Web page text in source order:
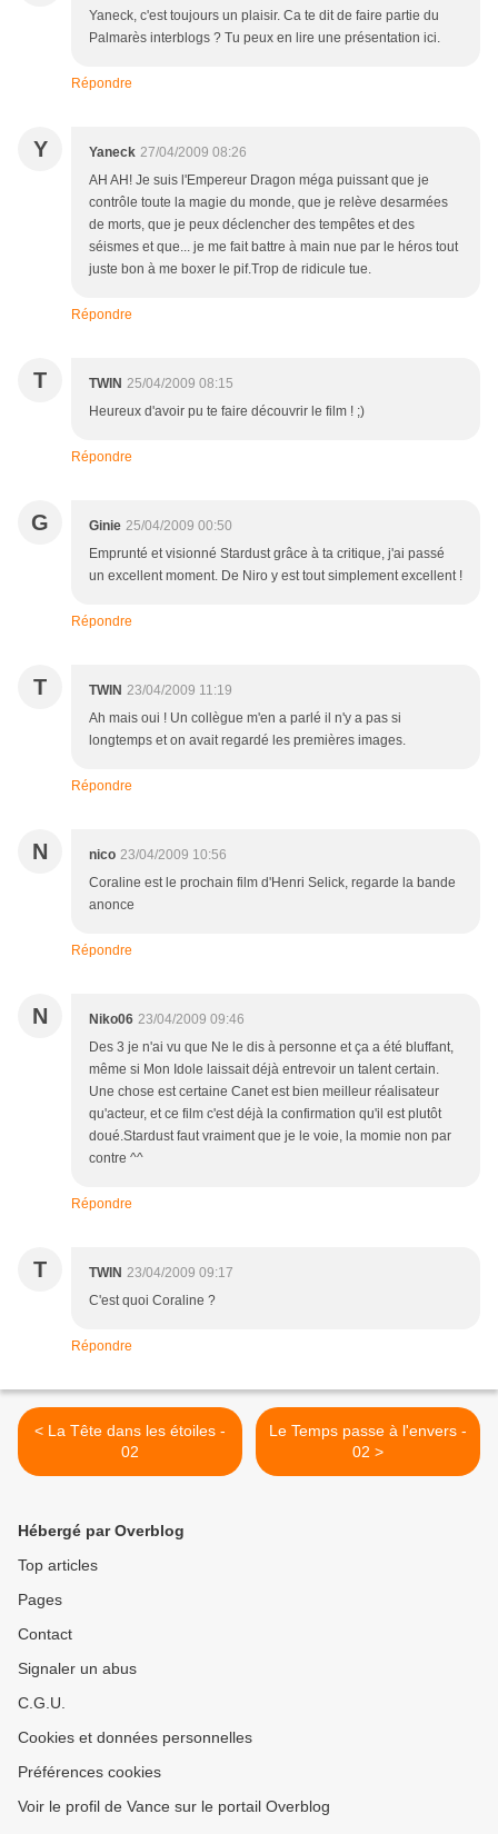
Yaneck, c'est toujours un plaisir. Ca te dit de faire partie du
Palmarès interblogs ? Tu peux en lire une présentation ici.
Répondre
Y Yaneck 27/04/2009 08:26
AH AH! Je suis l'Empereur Dragon méga puissant que je
contrôle toute la magie du monde, que je relève desarmées
de morts, que je peux déclencher des tempêtes et des
séismes et que... je me fait battre à main nue par le héros tout
juste bon à me boxer le pif.Trop de ridicule tue.
Répondre
T TWIN 25/04/2009 08:15
Heureux d'avoir pu te faire découvrir le film ! ;)
Répondre
G Ginie 25/04/2009 00:50
Emprunté et visionné Stardust grâce à ta critique, j'ai passé
un excellent moment. De Niro y est tout simplement excellent !
Répondre
T TWIN 23/04/2009 11:19
Ah mais oui ! Un collègue m'en a parlé il n'y a pas si
longtemps et on avait regardé les premières images.
Répondre
N nico 23/04/2009 10:56
Coraline est le prochain film d'Henri Selick, regarde la bande
anonce
Répondre
N Niko06 23/04/2009 09:46
Des 3 je n'ai vu que Ne le dis à personne et ça a été bluffant,
même si Mon Idole laissait déjà entrevoir un talent certain.
Une chose est certaine Canet est bien meilleur réalisateur
qu'acteur, et ce film c'est déjà la confirmation qu'il est plutôt
doué.Stardust faut vraiment que je le voie, la momie non par
contre ^^
Répondre
T TWIN 23/04/2009 09:17
C'est quoi Coraline ?
Répondre
< La Tête dans les étoiles -
02
Le Temps passe à l'envers -
02 >
Hébergé par Overblog
Top articles
Pages
Contact
Signaler un abus
C.G.U.
Cookies et données personnelles
Préférences cookies
Voir le profil de Vance sur le portail Overblog